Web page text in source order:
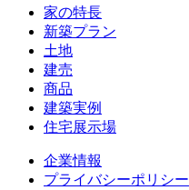
家の特長
新築プラン
土地
建売
商品
建築実例
住宅展示場
企業情報
プライバシーポリシー